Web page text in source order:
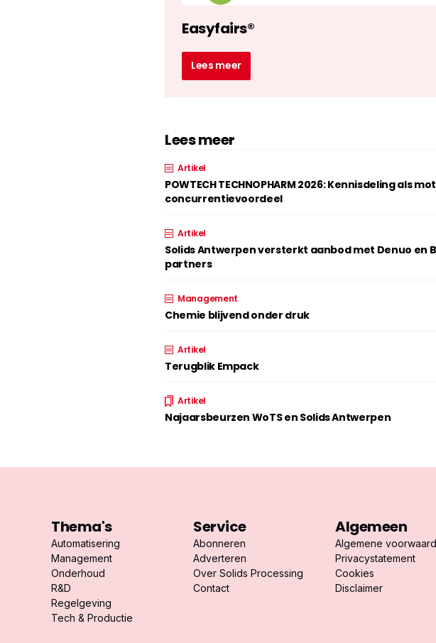
Easyfairs®
Lees meer
Lees meer
Artikel
POWTECH TECHNOPHARM 2026: Kennisdeling als
concurrentievoordeel
Artikel
Solids Antwerpen versterkt aanbod met Denuo en
partners
Management
Chemie blijvend onder druk
Artikel
Terugblik Empack
Artikel
Najaarsbeurzen WoTS en Solids Antwerpen
Thema's
Automatisering
Management
Onderhoud
R&D
Regelgeving
Tech & Productie
Service
Abonneren
Adverteren
Over Solids Processing
Contact
Algemeen
Algemene
Privacystatement
Cookies
Disclaimer